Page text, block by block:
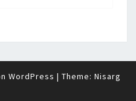
WordPress | Theme: Nisarg